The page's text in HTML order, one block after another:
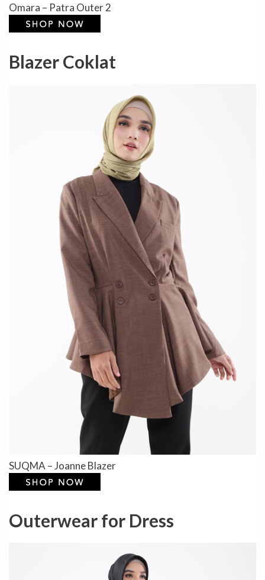
Omara – Patra Outer 2
Blazer Coklat
SUQMA – Joanne Blazer
Outerwear for Dress